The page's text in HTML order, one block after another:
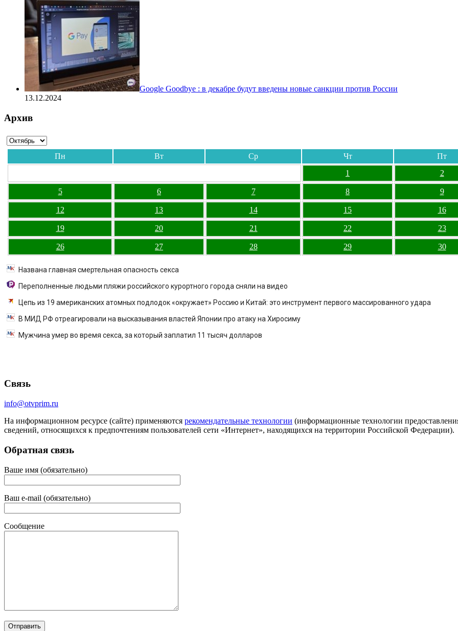
Google Goodbye : в декабре будут введены новые санкции против России
13.12.2024
Архив
Пн Вт Ср Чт Пт
1
2
5 6 7 8 9
12 13 14 15 16
19 20 21 22 23
26 27 28 29 30
Названа главная смертельная опасность секса
Переполненные людьми пляжи российского курортного города сняли на видео
Цепь из 19 американских атомных подлодок «окружает» Россию и Китай: это инструмент первого массированного удара
В МИД РФ отреагировали на высказывания властей Японии про атаку на Хиросиму
Мужчина умер во время секса, за который заплатил 11 тысяч долларов
Связь
info@otvprim.ru
На информационном ресурсе (сайте) применяются рекомендательные технологии (информационные технологии
сведений, относящихся к предпочтениям пользователей сети «Интернет», находящихся на территории Российской Федерации).
Обратная связь
Ваше имя (обязательно)
Ваш e-mail (обязательно)
Сообщение